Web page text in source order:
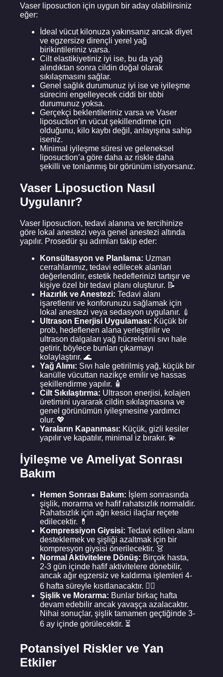
Vaser liposuction için uygun bir aday olabilirsiniz
eğer:
İdeal vücut kilonuza yakınsanız ancak diyet
ve egzersize dirençli yerel yağ
birikintileriniz varsa.
Cilt elastikiyetiniz iyi ise, bu da yağ
alındıktan sonra cildin doğal olarak
sıkılaşmasını sağlar.
Genel sağlık durumunuz iyi ise ve iyileşme
sürecini engelleyecek ciddi bir tıbbi
durumunuz yoksa.
Gerçekçi beklentileriniz varsa ve Vaser
liposuction’ın vücut şekillendirme için
olduğunu, kilo kaybı değil, anlayışına sahip
iseniz.
Minimal iyileşme süresi ve geleneksel
liposuction’a göre daha az riskle daha
şekilli ve tonlanmış bir görünüm istiyorsanız.
Vaser Liposuction Nasıl
Uygulanır?
Vaser liposuction, tedavi alanına ve tercihinize
göre lokal anestezi veya genel anestezi altında
yapılır. Prosedür şu adımları takip eder:
Konsültasyon ve Planlama: Uzman
cerrahlarımız, tedavi edilecek alanları
değerlendirir, estetik hedeflerinizi tartışır ve
kişiye özel bir tedavi planı oluşturur. 📝
Hazırlık ve Anestezi: Tedavi alanı
işaretlenir ve konforunuzu sağlamak için
lokal anestezi veya sedasyon uygulanır. 💉
Ultrason Enerjisi Uygulaması: Küçük bir
prob, hedeflenen alana yerleştirilir ve
ultrason dalgaları yağ hücrelerini sıvı hale
getirir, böylece bunları çıkarmayı
kolaylaştırır. 🌊
Yağ Alımı: Sıvı hale getirilmiş yağ, küçük bir
kanülle vücuttan nazikçe emilir ve hassas
şekillendirme yapılır. 🧴
Cilt Sıkılaştırma: Ultrason enerjisi, kolajen
üretimini uyararak cildin sıkılaşmasına ve
genel görünümün iyileşmesine yardımcı
olur. 💖
Yaraların Kapanması: Küçük, gizli kesiler
yapılır ve kapatılır, minimal iz bırakır. 💫
İyileşme ve Ameliyat Sonrası
Bakım
Hemen Sonrası Bakım: İşlem sonrasında
şişlik, morarma ve hafif rahatsızlık normaldir.
Rahatsızlık için ağrı kesici ilaçlar reçete
edilecektir. 💊
Kompressiyon Giysisi: Tedavi edilen alanı
desteklemek ve şişliği azaltmak için bir
kompresyon giysisi önerilecektir. 👗
Normal Aktivitelere Dönüş: Birçok hasta,
2-3 gün içinde hafif aktivitelere dönebilir,
ancak ağır egzersiz ve kaldırma işlemleri 4-
6 hafta süreyle kısıtlanacaktır. 🏃‍♀️
Şişlik ve Morarma: Bunlar birkaç hafta
devam edebilir ancak yavaşça azalacaktır.
Nihai sonuçlar, şişlik tamamen geçtiğinde 3-
6 ay içinde görülecektir. ⏳
Potansiyel Riskler ve Yan
Etkiler